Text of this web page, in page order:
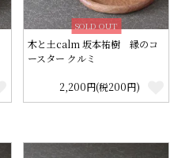
SOLD OUT
木と土calm 坂本祐樹 縁のコ
ースター クルミ
2,200円(税200円)